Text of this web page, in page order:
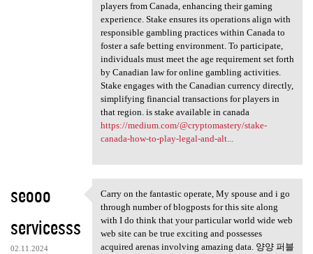
players from Canada, enhancing their gaming
experience. Stake ensures its operations align with
responsible gambling practices within Canada to
foster a safe betting environment. To participate,
individuals must meet the age requirement set forth
by Canadian law for online gambling activities.
Stake engages with the Canadian currency directly,
simplifying financial transactions for players in
that region. is stake available in canada
https://medium.com/@cryptomastery/stake-
canada-how-to-play-legal-and-alt...
seooo
servicesss
02.11.2024
Carry on the fantastic
Carry on the fantastic operate, My spouse and i go
through number of blogposts for this site along
with I do think that your particular world wide web
web site can be true exciting and possesses
acquired arenas involving amazing data. 양양 퍼블